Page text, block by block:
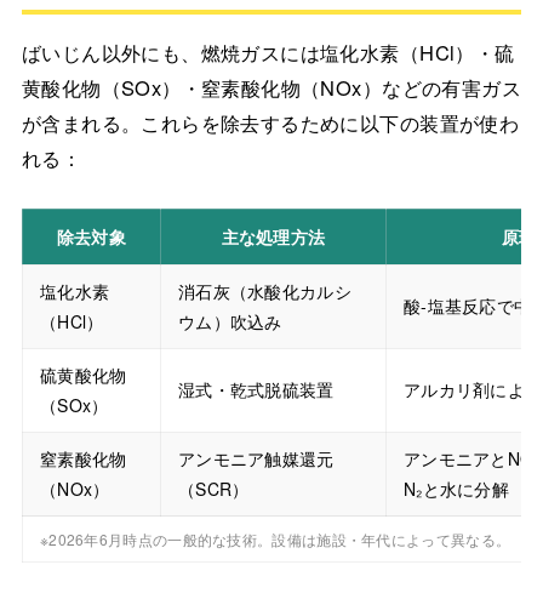
ばいじん以外にも、燃焼ガスには塩化水素（HCl）・硫
黄酸化物（SOx）・窒素酸化物（NOx）などの有害ガス
が含まれる。これらを除去するために以下の装置が使わ
れる：
除去対象 主な処理方法 原理
塩化水素
（HCl）
消石灰（水酸化カルシ
ウム）吹込み
酸-塩基反応で中
硫黄酸化物
（SOx）
湿式・乾式脱硫装置 アルカリ剤によ
窒素酸化物
（NOx）
アンモニア触媒還元
（SCR）
アンモニアと
N₂と水に分解
※2026年6月時点の一般的な技術。設備は施設・年代によって異なる。